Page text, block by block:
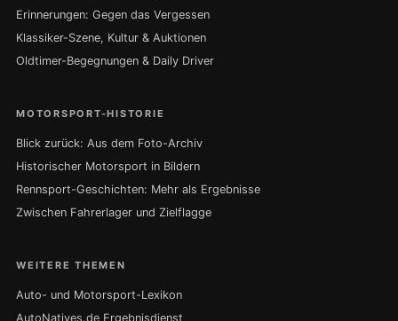
Erinnerungen: Gegen das Vergessen
Klassiker-Szene, Kultur & Auktionen
Oldtimer-Begegnungen & Daily Driver
MOTORSPORT-HISTORIE
Blick zurück: Aus dem Foto-Archiv
Historischer Motorsport in Bildern
Rennsport-Geschichten: Mehr als Ergebnisse
Zwischen Fahrerlager und Zielflagge
WEITERE THEMEN
Auto- und Motorsport-Lexikon
AutoNatives.de Ergebnisdienst